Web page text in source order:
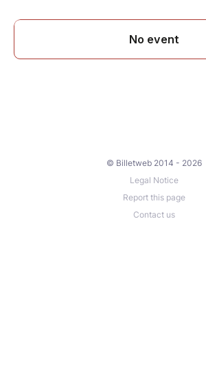
© Billetweb 2014 - 2026
Legal Notice
Report this page
Contact us